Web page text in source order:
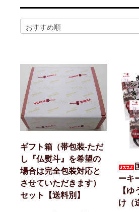
2025/07/14
お届け先1か所に付き
入で送料無料(^^)/（ただし例外（冷凍
ど）もございます）
2025/05/13
天狗ハムオンラインショ
3％OFF商品を増やしました(^^)/
2025/01/05
「お肉」のご注文は「お
対象外です。詳しくは各ページの「商品
い。
2025/01/05
【ご注意】配送をお急ぎ
に、備考欄にその旨をご記入ください。
2025/01/05
「地域から元気に！！」
の「ふるさと納税返礼品」に提供してお
ギフト箱（帯包装-ただ
し『仏熨斗』を希望の
場合は完全包装対応と
させていただきます）
セット【送料別】
ーキ
【
け（